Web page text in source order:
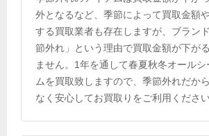
外となるなど、季節によって買取金額
する買取業者も存在しますが、ブラン
節外れ」という理由で買取金額が下が
ません。1年を通して春夏秋冬オール
ムを買取致しますので、季節外れだか
なく安心してお買取りをご利用ください